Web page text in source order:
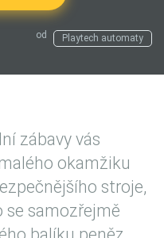
od Playtech automaty
zábavy vás
okamžiku
stroje,
se samozřejmě